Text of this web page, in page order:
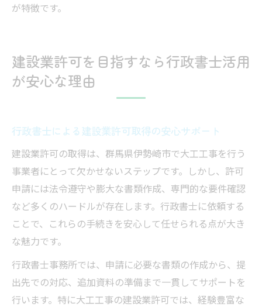
が特徴です。
建設業許可を目指すなら行政書士活用
が安心な理由
行政書士による建設業許可取得の安心サポート
建設業許可の取得は、群馬県伊勢崎市で大工工事を行う
事業者にとって欠かせないステップです。しかし、許可
申請には法令遵守や膨大な書類作成、専門的な要件確認
など多くのハードルが存在します。行政書士に依頼する
ことで、これらの手続きを安心して任せられる点が大き
な魅力です。
行政書士事務所では、申請に必要な書類の作成から、提
出先での対応、追加資料の準備まで一貫してサポートを
行います。特に大工工事の建設業許可では、経験豊富な